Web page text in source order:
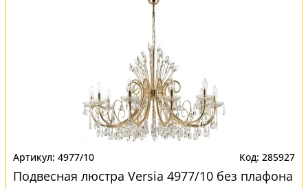
4977/10 285927
Подвесная люстра Versia 4977/10 без плафона